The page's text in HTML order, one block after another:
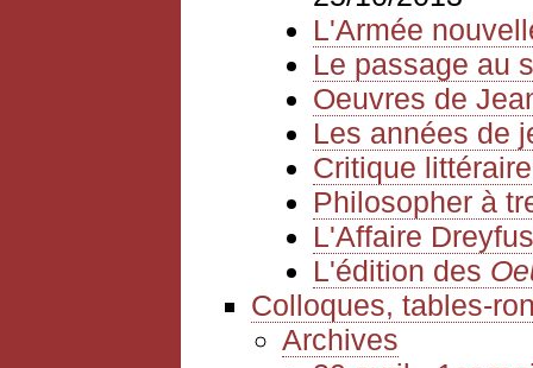
L'Armée
Le passage au
Oeuvres de
Les années de
Critique
Philosopher à
L'Affaire Dreyfus
L'édition des
Colloques, tables-
Archives